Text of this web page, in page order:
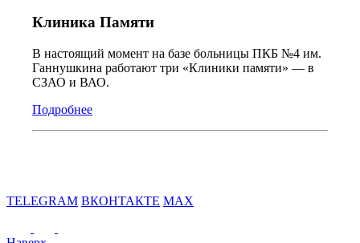
Клиника Памяти
В настоящий момент на базе больницы ПКБ №4 им.
Ганнушкина работают три «Клиники памяти» — в
СЗАО и ВАО.
Подробнее
TELEGRAM ВКОНТАКТЕ MAX